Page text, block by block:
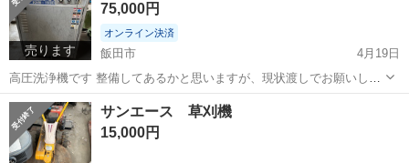
売ります
75,000円
オンライン決済
飯田市
4月19日
高圧洗浄機です 整備してあるかと思いますが、現状渡しでお願いしま
す長野 飯田市 現状
サンエース 草刈機
15,000円